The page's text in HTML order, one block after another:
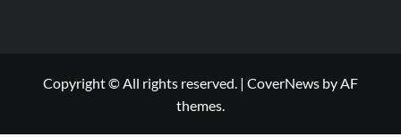
Copyright © All rights reserved. | CoverNews by AF
themes.